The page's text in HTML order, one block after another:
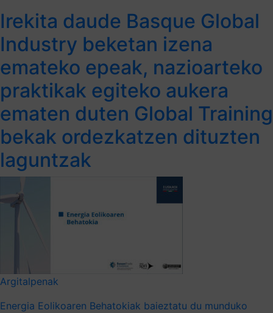
Irekita daude Basque Global
Industry beketan izena
emateko epeak, nazioarteko
praktikak egiteko aukera
ematen duten Global Training
bekak ordezkatzen dituzten
laguntzak
Argitalpenak
Energia Eolikoaren Behatokiak baieztatu du munduko